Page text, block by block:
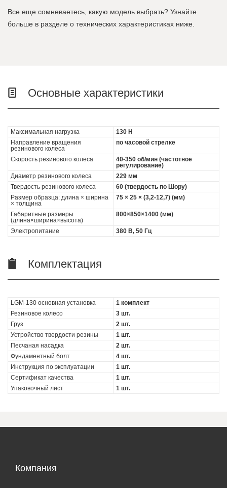
Все еще сомневаетесь, какую модель выбрать? Узнайте
больше в разделе о технических характеристиках ниже.
Основные характеристики
Максимальная нагрузка
130 Н
Направление вращения
резинового колеса
по часовой стрелке
Скорость резинового колеса
40-350 об/мин (частотное
регулирование)
Диаметр резинового колеса
229 мм
Твердость резинового колеса
60 (твердость по Шору)
Размер образца: длина × ширина
× толщина
75 × 25 × (3,2-12,7) (мм)
Габаритные размеры
(длина×ширина×высота)
800×850×1400 (мм)
Электропитание 380 В, 50 Гц
Комплектация
LGM-130 основная установка
1 комплект
Резиновое колесо
3 шт.
Груз
2 шт.
Устройство твердости резины
1 шт.
Песчаная насадка
2 шт.
Фундаментный болт
4 шт.
Инструкция по эксплуатации
1 шт.
Сертификат качества
1 шт.
Упаковочный лист
1 шт.
Компания